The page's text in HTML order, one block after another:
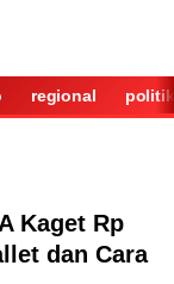
regional politik
Kaget Rp
dan Cara